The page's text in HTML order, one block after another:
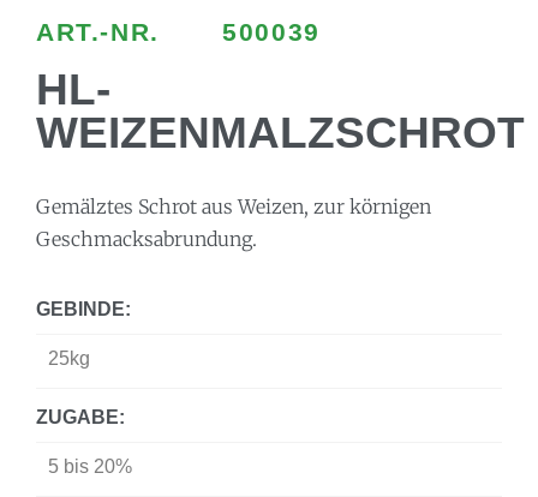
ART.-NR. 500039
HL-
WEIZENMALZSCHROT
Gemälztes Schrot aus Weizen, zur körnigen
Geschmacksabrundung.
GEBINDE:
25kg
ZUGABE:
5 bis 20%